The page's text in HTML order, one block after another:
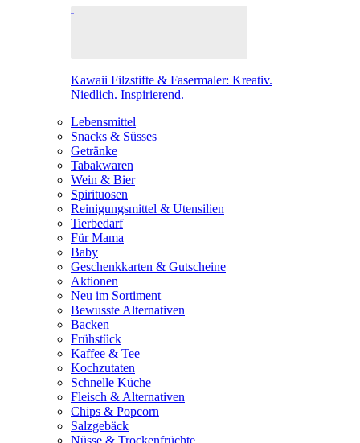
Kawaii Filzstifte & Fasermaler: Kreativ.
Niedlich. Inspirierend.
Lebensmittel
Snacks & Süsses
Getränke
Tabakwaren
Wein & Bier
Spirituosen
Reinigungsmittel & Utensilien
Tierbedarf
Für Mama
Baby
Geschenkkarten & Gutscheine
Aktionen
Neu im Sortiment
Bewusste Alternativen
Backen
Frühstück
Kaffee & Tee
Kochzutaten
Schnelle Küche
Fleisch & Alternativen
Chips & Popcorn
Salzgebäck
Nüsse & Trockenfrüchte